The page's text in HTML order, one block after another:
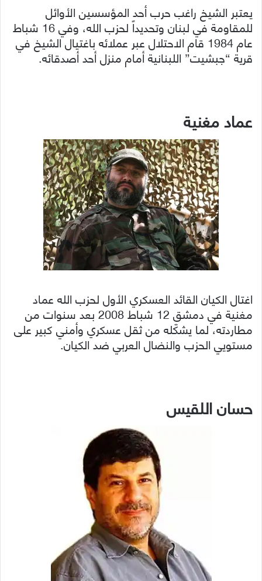
يعتبر الشيخ راغب حرب أحد المؤسسين الأوائل
للمقاومة في لبنان وتحديداً لحزب الله، وفي 16 شباط
عام 1984 قام الاحتلال عبر عملائه باغتيال الشيخ في
قرية “جبشيت” اللبنانية أمام منزل أحد أصدقائه.
عماد مغنية
اغتال الكيان القائد العسكري الأول لحزب الله عماد
مغنية في دمشق 12 شباط 2008 بعد سنوات من
مطاردته، لما يشكّله من ثقل عسكري وأمني كبير على
مستويي الحزب والنضال العربي ضد الكيان.
حسان اللقيس